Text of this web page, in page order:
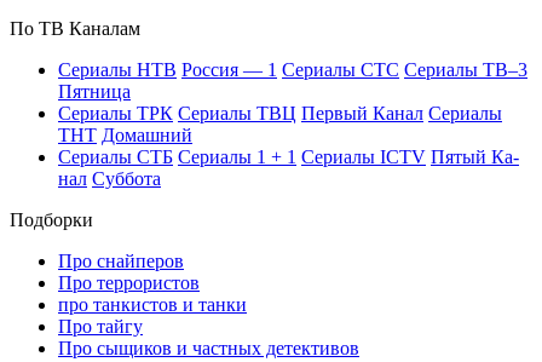
По ТВ Ка­на­лам
Се­риа­лы НТВ Рос­сия — 1 Се­риа­лы СТС Се­риа­лы ТВ–3
Пят­ни­ца
Се­риа­лы ТРК Се­риа­лы ТВЦ Пер­вый Ка­нал Се­риа­лы
ТНТ До­маш­ний
Се­риа­лы СТБ Се­риа­лы 1 + 1 Се­риа­лы ICTV Пя­тый Ка­
нал Суб­бо­та
Подборки
Про снайперов
Про террористов
про танкистов и танки
Про тайгу
Про сыщиков и частных детективов